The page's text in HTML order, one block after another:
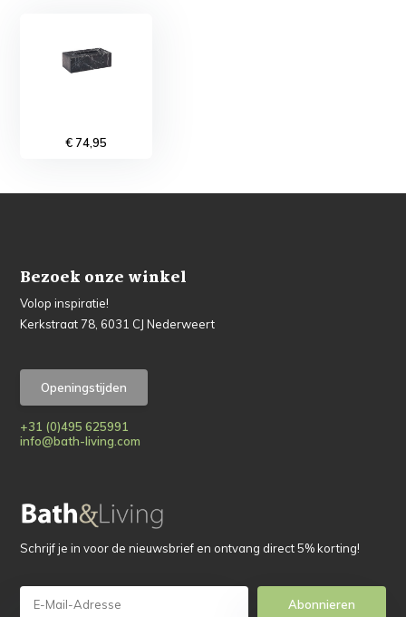
€ 74,95
Bezoek onze winkel
Volop inspiratie!
Kerkstraat 78, 6031 CJ Nederweert
Openingstijden
+31 (0)495 625991
info@bath-living.com
Schrijf je in voor de nieuwsbrief en ontvang direct 5% korting!
Abonnieren